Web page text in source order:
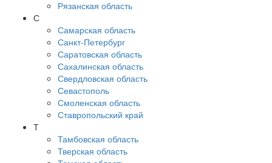
Рязанская область
С
Самарская область
Санкт-Петербург
Саратовская область
Сахалинская область
Свердловская область
Севастополь
Смоленская область
Ставропольский край
Т
Тамбовская область
Тверская область